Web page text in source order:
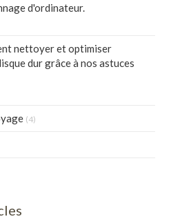
d'ordinateur.
nettoyer et optimiser
dur grâce à nos astuces
(4)